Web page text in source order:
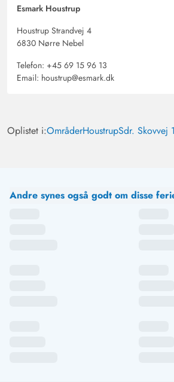
Esmark Houstrup
Houstrup Strandvej 4
6830 Nørre Nebel
Telefon: +45 69 15 96 13
Email: houstrup@esmark.dk
Oplistet i:OmråderHoustrupSdr.
Andre synes også godt om disse